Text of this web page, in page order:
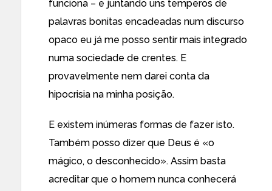
funciona – e juntando uns temperos de
palavras bonitas encadeadas num discurso
opaco eu já me posso sentir mais integrado
numa sociedade de crentes. E
provavelmente nem darei conta da
hipocrisia na minha posição.
E existem inúmeras formas de fazer isto.
Também posso dizer que Deus é «o
mágico, o desconhecido». Assim basta
acreditar que o homem nunca conhecerá